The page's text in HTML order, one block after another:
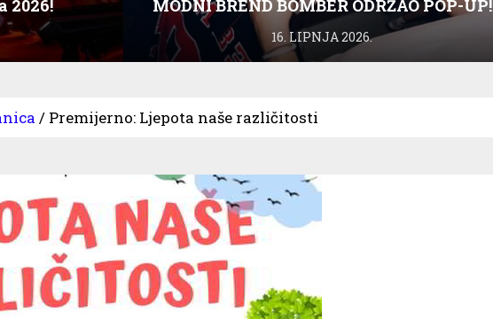
2026! MODNI BREND BOMBER ODRŽAO POP-UP!
16. LIPNJA 2026.
/ Premijerno: Ljepota naše različitosti